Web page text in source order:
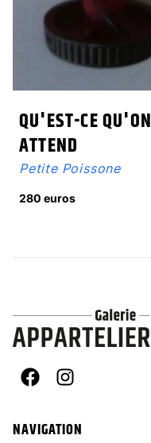
QU'EST-CE QU'ON
ATTEND
Petite Poissone
280 euros
FacebookInstagram
NAVIGATION